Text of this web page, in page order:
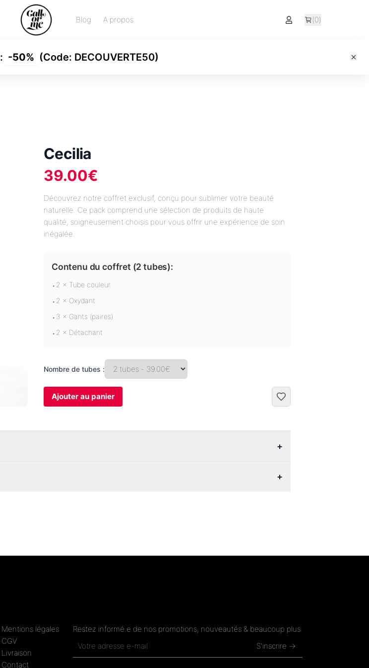
Blog A propos (0)
: -50% (Code: DECOUVERTE50)
Cecilia
39.00€
Découvrez notre coffret exclusif, conçu pour sublimer votre beauté
naturelle. Ce pack comprend une sélection de produits de haute
qualité, soigneusement choisis pour vous offrir une expérience de soin
inégalée.
Contenu du coffret (2 tubes):
• 2 × Tube couleur
• 2 × Oxydant
• 3 × Gants (paires)
• 2 × Détachant
Nombre de tubes :
Ajouter au panier
+
+
Mentions légales
CGV
Livraison
Contact
Restez informé.e de nos promotions, nouveautés & beaucoup plus.
S'inscrire →